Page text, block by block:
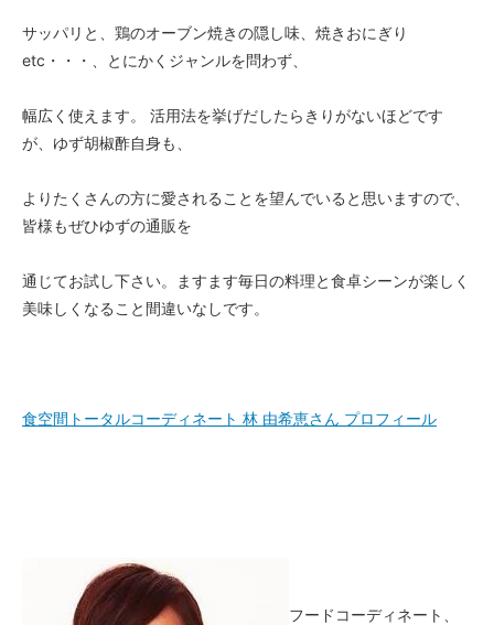
サッパリと、鶏のオーブン焼きの隠し味、焼きおにぎり
etc・・・、とにかくジャンルを問わず、
幅広く使えます。 活用法を挙げだしたらきりがないほどです
が、ゆず胡椒酢自身も、
よりたくさんの方に愛されることを望んでいると思いますので、
皆様もぜひゆずの通販を
通じてお試し下さい。ますます毎日の料理と食卓シーンが楽しく
美味しくなること間違いなしです。
食空間トータルコーディネート 林 由希恵さん プロフィール
フードコーディネート、